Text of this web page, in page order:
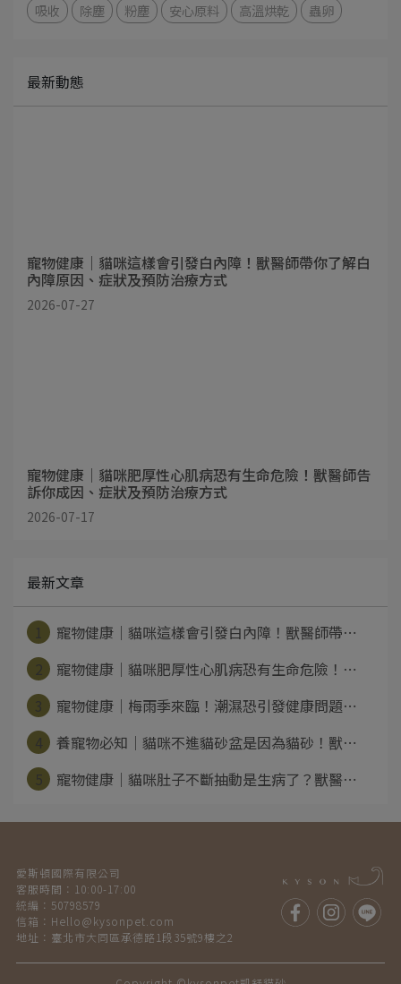
吸收
除塵 粉塵 安心原料 高溫烘乾 蟲卵
最新動態
寵物健康｜貓咪這樣會引發白內障！獸醫師帶你了解白
內障原因、症狀及預防治療方式
2026-07-27
寵物健康｜貓咪肥厚性心肌病恐有生命危險！獸醫師告
訴你成因、症狀及預防治療方式
2026-07-17
最新文章
寵物健康｜貓咪這樣會引發白內障！獸醫師帶⋯
寵物健康｜貓咪肥厚性心肌病恐有生命危險！⋯
寵物健康｜梅雨季來臨！潮濕恐引發健康問題⋯
養寵物必知｜貓咪不進貓砂盆是因為貓砂！獸⋯
寵物健康｜貓咪肚子不斷抽動是生病了？獸醫⋯
愛斯頓國際有限公司
客服時間：10:00-17:00
統編：50798579
地址：臺北市大同區承德路1段35號9樓之2
信箱：Hello@kysonpet.com